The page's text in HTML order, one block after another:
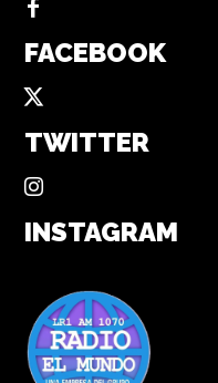
FACEBOOK
TWITTER
INSTAGRAM